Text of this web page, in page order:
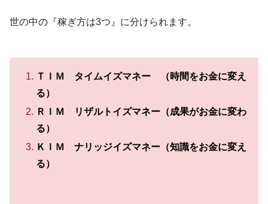
世の中の『稼ぎ方は3つ』に分けられます。
ＴＩＭ タイムイズマネー （時間をお金に変え
る）
ＲＩＭ リザルトイズマネー（成果がお金に変わ
る）
ＫＩＭ ナリッジイズマネー（知識をお金に変え
る）